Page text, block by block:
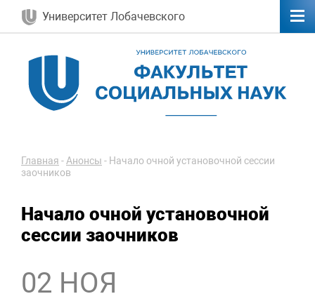
Университет Лобачевского
Главная -Анонсы - Начало очной установочной сессии
заочников
Начало очной установочной
сессии заочников
02 НОЯ